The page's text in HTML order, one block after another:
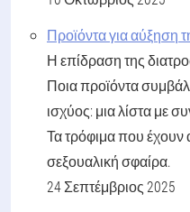
Προϊόντα για αύξηση
Η επίδραση της
Ποια προϊόντα
ισχύος: μια λίστα με
Τα τρόφιμα που έχουν
σεξουαλική σφαίρα.
24 Σεπτέμβριος 2025